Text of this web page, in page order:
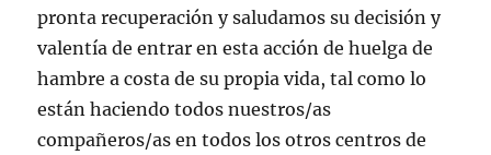
pronta recuperación y saludamos su decisión y
valentía de entrar en esta acción de huelga de
hambre a costa de su propia vida, tal como lo
están haciendo todos nuestros/as
compañeros/as en todos los otros centros de